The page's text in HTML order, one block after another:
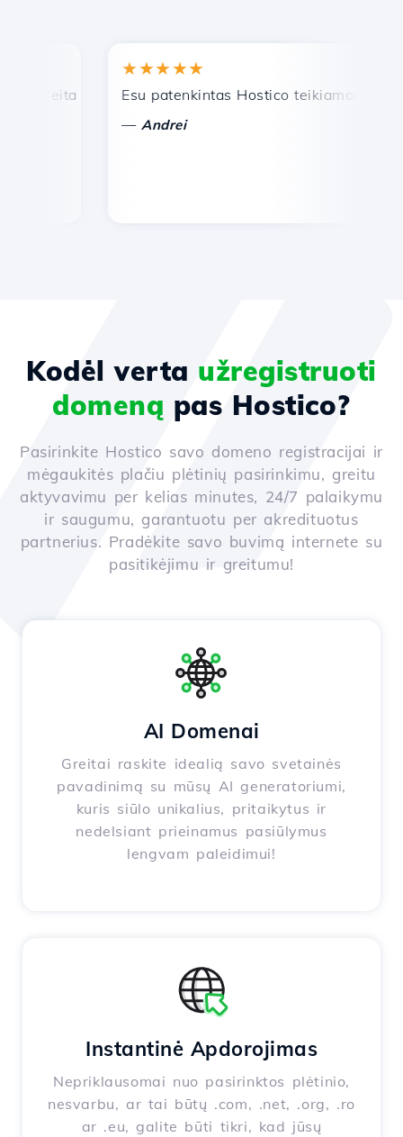
ir efektyvi techninė pagalba.
★★★★★
Esu patenkintas Hostico teikiamomis
Andrei
Kodėl verta užregistruoti
domeną pas Hostico?
Pasirinkite Hostico savo domeno registracijai ir
mėgaukitės plačiu plėtinių pasirinkimu, greitu
aktyvavimu per kelias minutes, 24/7 palaikymu
ir saugumu, garantuotu per akredituotus
partnerius. Pradėkite savo buvimą internete su
pasitikėjimu ir greitumu!
AI Domenai
Greitai raskite idealią savo svetainės
pavadinimą su mūsų AI generatoriumi,
kuris siūlo unikalius, pritaikytus ir
nedelsiant prieinamus pasiūlymus
lengvam paleidimui!
Instantinė Apdorojimas
Nepriklausomai nuo pasirinktos plėtinio,
nesvarbu, ar tai būtų .com, .net, .org, .ro
ar .eu, galite būti tikri, kad jūsų